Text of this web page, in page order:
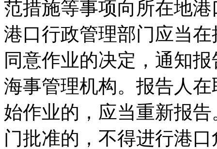
范措施等事项向所在地
港口行政管理部门应当
同意作业的决定，通知
海事管理机构。报告人
始作业的，应当重新报
门批准的，不得进行港